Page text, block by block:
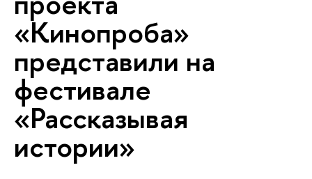
«Кинопроба»
представили на
фестивале
«Рассказывая
истории»